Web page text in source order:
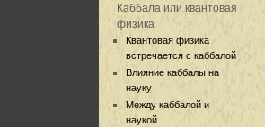
Каббала или квантовая
физика
Квантовая физика
встречается с каббалой
Влияние каббалы на
науку
Между каббалой и
наукой